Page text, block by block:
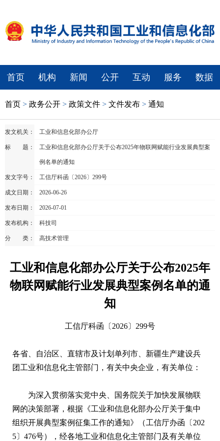
首页 机构 新闻 公开 互动 服务 数据
首页 > 政务公开 > 政策文件 > 文件发布 > 通知
发文机关： 工业和信息化部办公厅
标 题： 工业和信息化部办公厅关于公布2025年物联网赋能行业发展典型案
例名单的通知
发文字号： 工信厅科函〔2026〕299号
成文日期： 2026-06-26
发布日期： 2026-07-01
发布机构： 科技司
分 类： 高技术管理
工业和信息化部办公厅关于公布2025年
物联网赋能行业发展典型案例名单的通
知
工信厅科函〔2026〕299号
各省、自治区、直辖市及计划单列市、新疆生产建设兵
团工业和信息化主管部门，有关中央企业，有关单位：
为深入贯彻落实党中央、国务院关于加快发展物联
网的决策部署，根据《工业和信息化部办公厅关于集中
组织开展典型案例征集工作的通知》（工信厅办函〔202
5〕476号），经各地工业和信息化主管部门及有关单位